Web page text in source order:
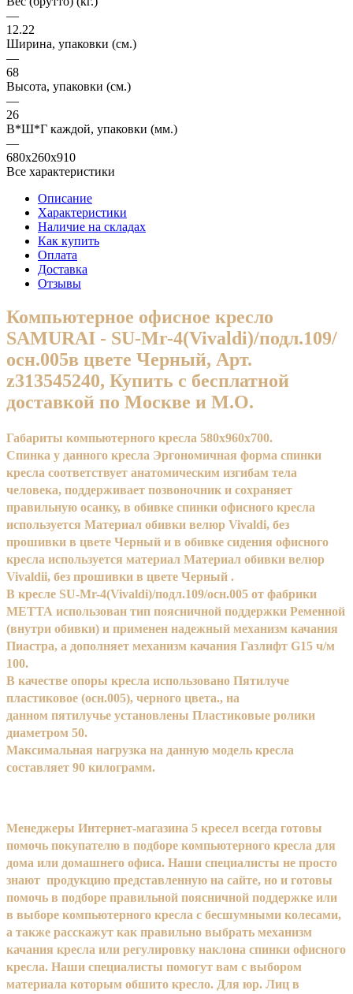
—
12.22
Ширина, упаковки (cм.)
—
68
Высота, упаковки (cм.)
—
26
В*Ш*Г каждой, упаковки (мм.)
—
680x260x910
Все характеристики
Описание
Характеристики
Наличие на складах
Как купить
Оплата
Доставка
Отзывы
Компьютерное офисное кресло
SAMURAI - SU-Mr-4(Vivaldi)/подл.109/
осн.005в цвете Черный, Арт.
z313545240, Купить с бесплатной
доставкой по Москве и М.О.
Габариты компьютерного кресла 580x960x700.
Спинка у данного кресла Эргономичная форма спинки
кресла соответствует анатомическим изгибам тела
человека, поддерживает позвоночник и сохраняет
правильную осанку, в обивке спинки офисного кресла
используется Материал обивки велюр Vivaldi, без
прошивки в цвете Черный и в обивке сидения офисного
кресла используется материал Материал обивки велюр
Vivaldii, без прошивки в цвете Черный .
В кресле SU-Mr-4(Vivaldi)/подл.109/осн.005 от фабрики
МЕТТА использован тип поясничной поддержки Ременной
(внутри обивки) и применен надежный механизм качания
Пиастра, а дополняет механизм качания Газлифт G15 ч/м
100.
В качестве опоры кресла использовано Пятилуче
пластиковое (осн.005), черного цвета., на
данном пятилучье установлены Пластиковые ролики
диаметром 50.
Максимальная нагрузка на данную модель кресла
составляет 90 килограмм.
Менеджеры Интернет-магазина 5 кресел всегда готовы
помочь покупателю в подборе компьютерного кресла для
дома или домашнего офиса. Наши специалисты не просто
знают продукцию представленную на сайте, но и готовы
помочь в подборе правильной поясничной поддержке или
в выборе компьютерного кресла с бесшумными колесами,
а также расскажут как правильно выбрать механизм
качания кресла или регулировку наклона спинки офисного
кресла. Наши специалисты помогут вам с выбором
материала которым обшито кресло. Для юр. Лиц в